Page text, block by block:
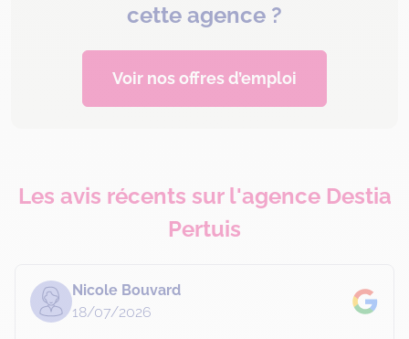
cette agence ?
Voir nos offres d’emploi
Les avis récents sur l'agence Destia
Pertuis
Nicole Bouvard
18/07/2026